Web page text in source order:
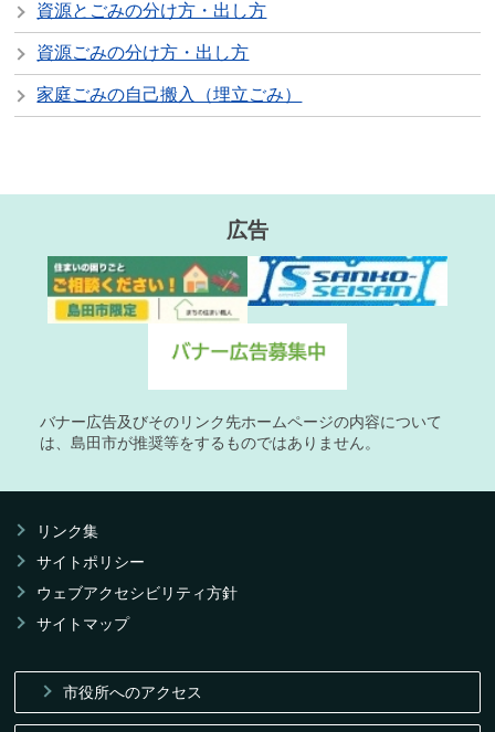
資源とごみの分け方・出し方
資源ごみの分け方・出し方
家庭ごみの自己搬入（埋立ごみ）
広告
バナー広告及びそのリンク先ホームページの内容について
は、島田市が推奨等をするものではありません。
リンク集
サイトポリシー
ウェブアクセシビリティ方針
サイトマップ
市役所へのアクセス